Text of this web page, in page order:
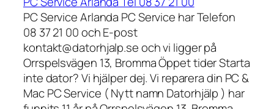
PC Service Arlanda PC Service har Telefon
08 37 21 00 och E-post
kontakt@datorhjalp.se och vi ligger på
Orrspelsvägen 13, Bromma Öppet tider Starta
inte dator? Vi hjälper dej. Vi reparera din PC &
Mac PC Service ( Nytt namn Datorhjälp ) har